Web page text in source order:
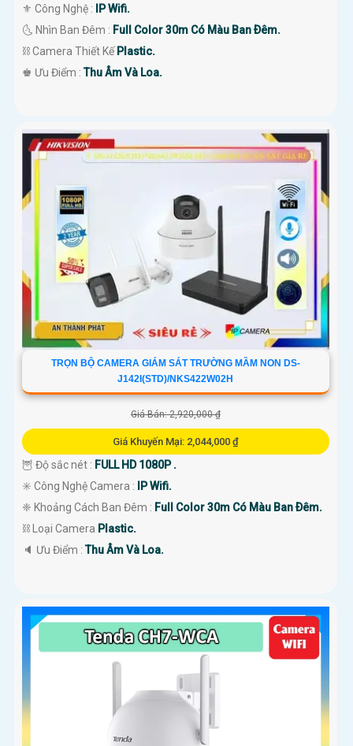
⚜️ Công Nghệ :
IP Wifi.
🌜 Nhìn Ban Đêm : Full Color 30m Có Màu Ban Ðêm.
⛓ Camera Thiết Kế Plastic.
️♚ Ưu Điểm :Thu Âm Và Loa.
TRỌN BỘ CAMERA GIÁM SÁT TRƯỜNG MẦM NON DS-
J142I(STD)/NKS422W02H
Giá Bán: 2,920,000 ₫
Giá Khuyến Mại: 2,044,000 ₫
🦉 Độ sắc nét : FULL HD 1080P .
✳️ Công Nghệ Camera :
IP Wifi.
❈ Khoảng Cách Ban Đêm : Full Color 30m Có Màu Ban Ðêm.
⛓ Loại Camera Plastic.
️🔈 Ưu Điểm :Thu Âm Và Loa.